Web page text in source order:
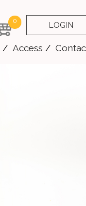
0 LOGIN
Access